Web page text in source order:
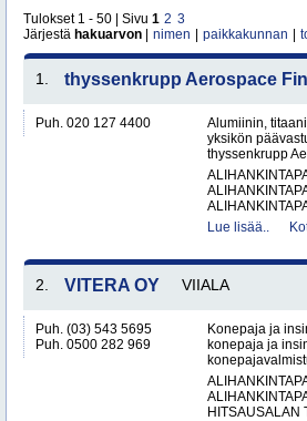
Tulokset 1 - 50 | Sivu 1 2 3
Järjestä hakuarvon nimen paikkakunnan
1. thyssenkrupp Aerospace
Puh. 020 127 4400
Alumiinin,
yksikön
thyssenkrupp
Lue lisää..
2. VITERA OY VIIALA
Puh. (03) 543 5695
Puh. 0500 282 969
Konepaja ja
konepaja ja
HITSAUSALAN